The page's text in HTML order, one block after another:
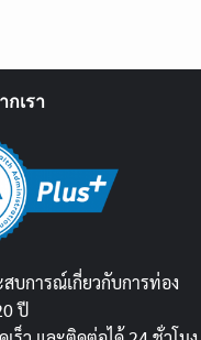
เรา
บการณ์เกี่ยวกับการท่อง
ปี